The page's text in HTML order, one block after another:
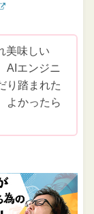
美味しい
AIエンジニ
り踏まれた
よかったら